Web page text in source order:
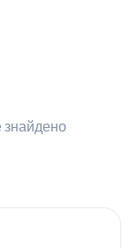
знайдено